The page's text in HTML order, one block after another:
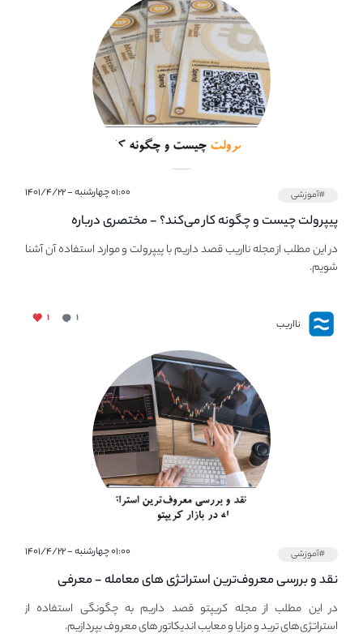
#آموزشی ۰۱:۰۰ چهارشنبه - ۱۴۰۱/۴/۲۲
پیپر‌ولت چیست و چگونه کار می‌کند؟ - مختصری درباره
PaperWallet
در این مطلب از مجله نااریب قصد داریم با پیپر‌ولت و موارد استفاده آن آشنا
شویم.
نااریب ۱ ۱
#آموزشی ۰۱:۰۰ چهارشنبه - ۱۴۰۱/۴/۲۲
نقد و بررسی معروف‌ترین استراتژی های معامله - معرفی
استراتژی های مهم ترید در بازار کریپتو
در این مطلب از مجله کریپتو قصد داریم به چگونگی استفاده از
استراتژی‌های ترید و مزایا و معایب اندیکاتور های معروف بپردازیم.